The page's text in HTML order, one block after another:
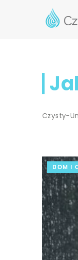
Czysty-
DOM I